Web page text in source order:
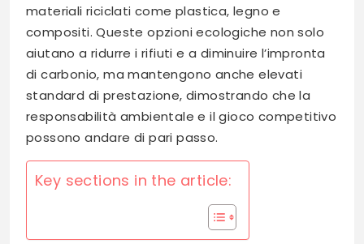
materiali riciclati come plastica, legno e
compositi. Queste opzioni ecologiche non solo
aiutano a ridurre i rifiuti e a diminuire l’impronta
di carbonio, ma mantengono anche elevati
standard di prestazione, dimostrando che la
responsabilità ambientale e il gioco competitivo
possono andare di pari passo.
Key sections in the article: